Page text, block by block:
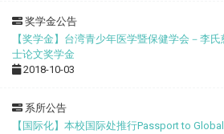
奖学金公告
【奖学金】台湾青少年医学暨保健学会－李
士论文奖学金
2018-10-03
系所公告
【国际化】本校国际处推行Passport to